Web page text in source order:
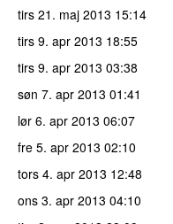
tirs 21. maj 2013 15:14
tirs 9. apr 2013 18:55
tirs 9. apr 2013 03:38
søn 7. apr 2013 01:41
lør 6. apr 2013 06:07
fre 5. apr 2013 02:10
tors 4. apr 2013 12:48
ons 3. apr 2013 04:10